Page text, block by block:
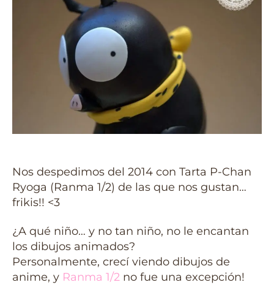
Nos despedimos del 2014 con Tarta P-Chan
Ryoga (Ranma 1/2) de las que nos gustan…
frikis!! <3
¿A qué niño… y no tan niño, no le encantan
los dibujos animados?
Personalmente, crecí viendo dibujos de
anime, y Ranma 1/2 no fue una excepción!